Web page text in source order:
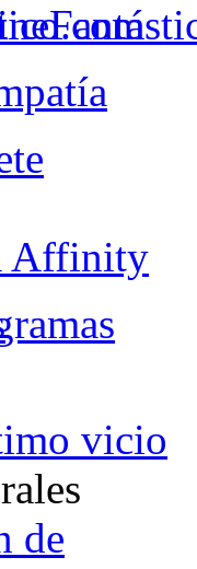
vicio